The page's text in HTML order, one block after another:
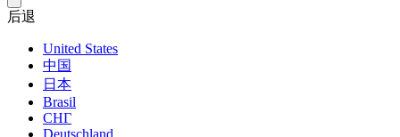
后退
United States
中国
日本
Brasil
СНГ